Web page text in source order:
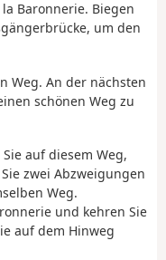
Baronnerie. Biegen
um den
Weg. An der nächsten
schönen Weg zu
auf diesem Weg,
zwei Abzweigungen
Weg.
und kehren Sie
auf dem Hinweg